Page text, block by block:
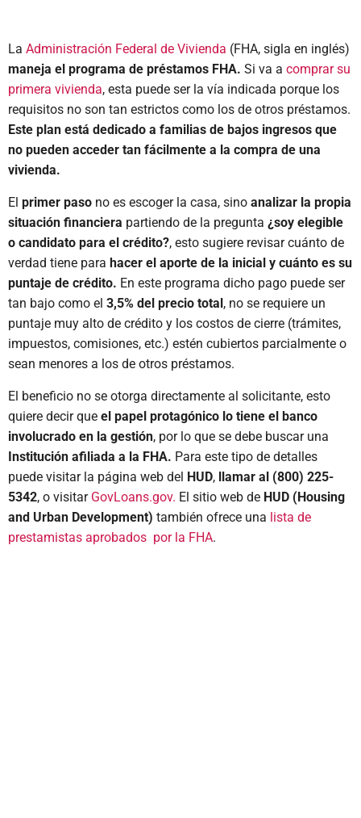
La Administración Federal de Vivienda (FHA, sigla en inglés)
maneja el programa de préstamos FHA. Si va a comprar su
primera vivienda, esta puede ser la vía indicada porque los
requisitos no son tan estrictos como los de otros préstamos.
Este plan está dedicado a familias de bajos ingresos que
no pueden acceder tan fácilmente a la compra de una
vivienda.
El primer paso no es escoger la casa, sino analizar la propia
situación financiera partiendo de la pregunta ¿soy elegible
o candidato para el crédito?, esto sugiere revisar cuánto de
verdad tiene para hacer el aporte de la inicial y cuánto es su
puntaje de crédito. En este programa dicho pago puede ser
tan bajo como el 3,5% del precio total , no se requiere un
puntaje muy alto de crédito y los costos de cierre (trámites,
impuestos, comisiones, etc.) estén cubiertos parcialmente o
sean menores a los de otros préstamos.
El beneficio no se otorga directamente al solicitante, esto
quiere decir que el papel protagónico lo tiene el banco
involucrado en la gestión, por lo que se debe buscar una
Institución afiliada a la FHA. Para este tipo de detalles
puede visitar la página web del HUD,
llamar al (800) 225-
5342, o visitar GovLoans.gov. El sitio web de HUD (Housing
and Urban Development) también ofrece una lista de
prestamistas aprobados por la FHA.